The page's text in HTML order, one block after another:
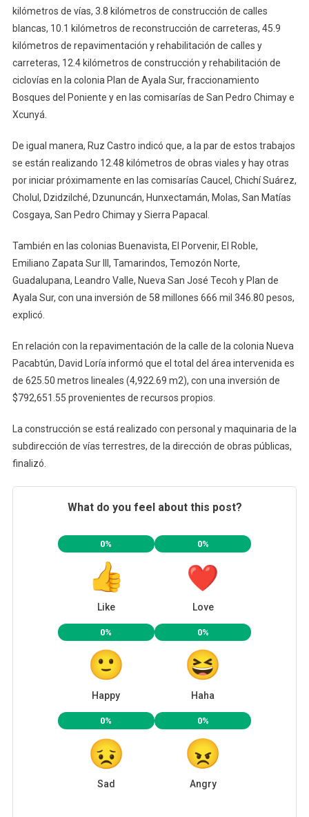
kilómetros de vías, 3.8 kilómetros de construcción de calles
blancas, 10.1 kilómetros de reconstrucción de carreteras, 45.9
kilómetros de repavimentación y rehabilitación de calles y
carreteras, 12.4 kilómetros de construcción y rehabilitación de
ciclovías en la colonia Plan de Ayala Sur, fraccionamiento
Bosques del Poniente y en las comisarías de San Pedro Chimay e
Xcunyá.
De igual manera, Ruz Castro indicó que, a la par de estos trabajos
se están realizando 12.48 kilómetros de obras viales y hay otras
por iniciar próximamente en las comisarías Caucel, Chichí Suárez,
Cholul, Dzidzilché, Dzununcán, Hunxectamán, Molas, San Matías
Cosgaya, San Pedro Chimay y Sierra Papacal.
También en las colonias Buenavista, El Porvenir, El Roble,
Emiliano Zapata Sur III, Tamarindos, Temozón Norte,
Guadalupana, Leandro Valle, Nueva San José Tecoh y Plan de
Ayala Sur, con una inversión de 58 millones 666 mil 346.80 pesos,
explicó.
En relación con la repavimentación de la calle de la colonia Nueva
Pacabtún, David Loría informó que el total del área intervenida es
de 625.50 metros lineales (4,922.69 m2), con una inversión de
$792,651.55 provenientes de recursos propios.
La construcción se está realizado con personal y maquinaria de la
subdirección de vías terrestres, de la dirección de obras públicas,
finalizó.
What do you feel about this post?
0%
Like
0%
Love
0%
Happy
0%
Haha
0%
Sad
0%
Angry